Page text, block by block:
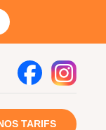
TARIFS